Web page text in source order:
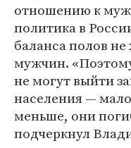
отношению к
политика в
баланса полов
мужчин.
не могут выйти
населения —
меньше, они
подчеркнул